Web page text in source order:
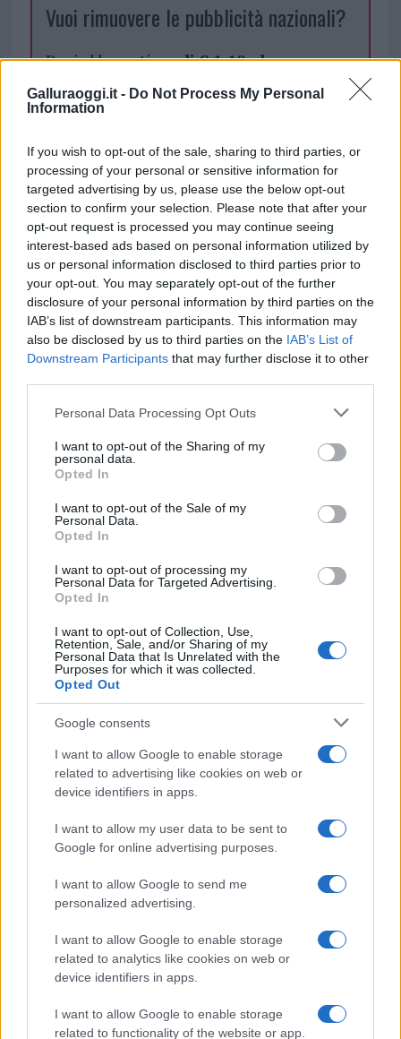
Galluraoggi.it - Do Not Process My Personal
Information
If you wish to opt-out of the sale, sharing to third parties, or
processing of your personal or sensitive information for
targeted advertising by us, please use the below opt-out
section to confirm your selection. Please note that after your
opt-out request is processed you may continue seeing
interest-based ads based on personal information utilized by
us or personal information disclosed to third parties prior to
your opt-out. You may separately opt-out of the further
disclosure of your personal information by third parties on the
IAB’s list of downstream participants. This information may
also be disclosed by us to third parties on the IAB’s List of
Downstream Participants that may further disclose it to other
Please note that this website/app uses one or more Google
not limited to your visit or usage behaviour. You may click to
grant or deny consent to Google and its third-party tags to
use your data for below specified purposes in below Google
consent section.
Personal Data Processing Opt Outs
I want to opt-out of the Sharing of my
personal data.
Opted In
I want to opt-out of the Sale of my
Personal Data.
Opted In
I want to opt-out of processing my
Personal Data for Targeted Advertising.
Opted In
I want to opt-out of Collection, Use,
Retention, Sale, and/or Sharing of my
Personal Data that Is Unrelated with the
Purposes for which it was collected.
Opted Out
Google consents
I want to allow Google to enable storage
related to advertising like cookies on web or
device identifiers in apps.
I want to allow my user data to be sent to
Google for online advertising purposes.
I want to allow Google to send me
personalized advertising.
I want to allow Google to enable storage
related to analytics like cookies on web or
device identifiers in apps.
I want to allow Google to enable storage
related to functionality of the website or app.
Vuoi rimuovere le pubblicità nazionali?
Puoi abbonarti asoli € 1,10 al mese
cliccando
qui
Puoi effettuare l'accesso andando nella
sezioneLogindal menù del sito o
cliccandoqui
TEMI: Silvio Pippobello
Inviaci le tue segnalazioni,
i tuoi video e le tue foto
Entra nel canale telegram di
Ricevi le nostre ultime news
da
Condividi l'articolo
F
a
ce
b
o
o
k
T
w
it
te
r
Pi
n
te
re
st
W
h
at
s
A
p
p
h
a
re
Articolo precedente
Prossimo articolo
NOTIZIE RECENTI
Michelle Hunziker in Gallura, bella anche dal
vivo: un amico vip svela come fa